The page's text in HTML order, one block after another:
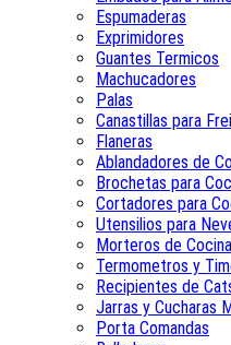
Espumaderas
Exprimidores
Guantes Termicos
Machucadores
Palas
Canastillas para
Flaneras
Ablandadores de
Brochetas para
Cortadores para
Utensilios para
Morteros de Cocina
Termometros y
Recipientes de
Jarras y Cucharas
Porta Comandas